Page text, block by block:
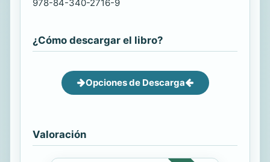
978-84-340-2716-9
¿Cómo descargar el libro?
Opciones de Descarga
Valoración